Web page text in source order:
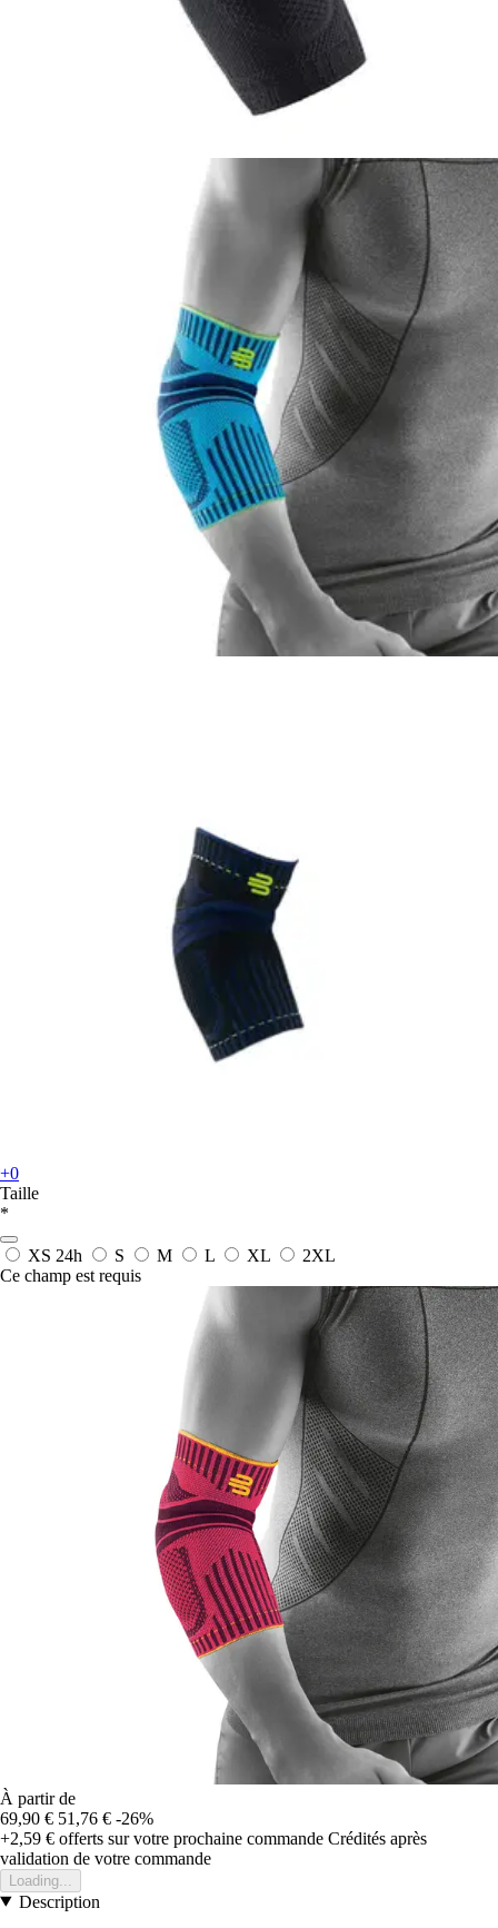
+0
Taille
*
XS 24h S M L XL
2XL
Ce champ est requis
À partir de
69,90 € 51,76 € -26%
+2,59 € offerts sur votre prochaine commande Crédités après
validation de votre commande
Loading...
Description